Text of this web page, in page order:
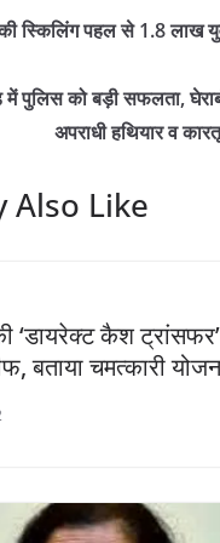
स्किलिंग पहल से 1.8 लाख
पुलिस को बड़ी सफलता,
अपराधी हथियार व
Also Like
‘डायरेक्ट कैश
बताया चमत्कारी